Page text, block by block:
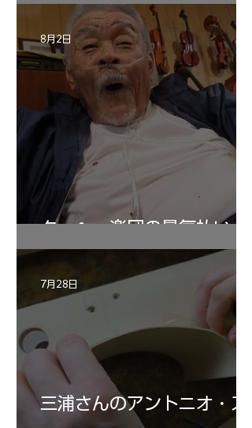
ターヘー楽団の暑気払い
8月2日
三浦さんのアントニオ・ス
7月28日